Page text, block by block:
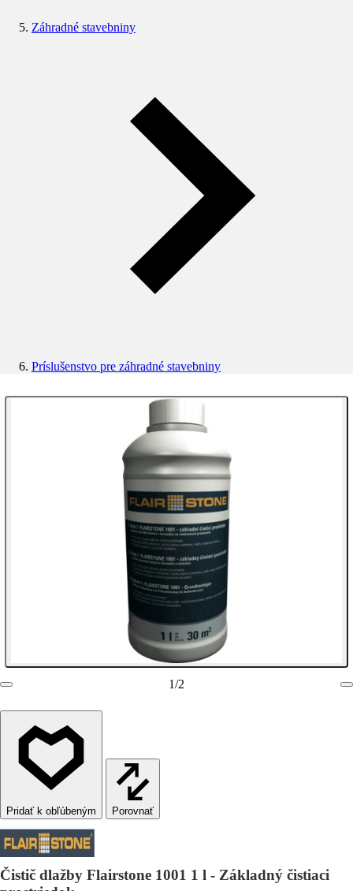
Záhradné stavebniny
Príslušenstvo pre záhradné stavebniny
1/2
Porovnať
Čistič dlažby Flairstone 1001 1 l - Základný čistiaci